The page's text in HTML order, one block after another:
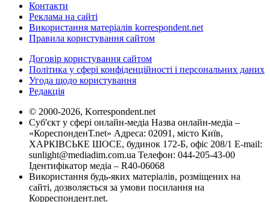
Контакти
Реклама на сайті
Використання матеріалів korrespondent.net
Правила користування сайтом
Договір користування сайтом
Політика у сфері конфіденційності і персональних даних
Угода щодо користування
Редакція
© 2000-2026, Korrespondent.net
Суб'єкт у сфері онлайн-медіа Назва онлайн-медіа –
«КореспонденТ.net» Адреса: 02091, місто Київ,
ХАРКІВСЬКЕ ШОСЕ, будинок 172-Б, офіс 208/1 E-mail:
sunlight@mediadim.com.ua Телефон: 044-205-43-00
Ідентифікатор медіа – R40-06068
Використання будь-яких матеріалів, розміщених на
сайті, дозволяється за умови посилання на
Корреспондент.net.